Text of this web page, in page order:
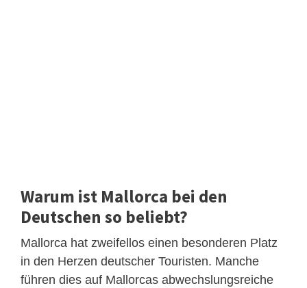
Warum ist Mallorca bei den
Deutschen so beliebt?
Mallorca hat zweifellos einen besonderen Platz
in den Herzen deutscher Touristen. Manche
führen dies auf Mallorcas abwechslungsreiche